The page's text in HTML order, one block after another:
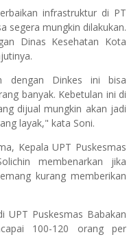
infrastruktur di PT
segera mungkin dilakukan.
Dinas Kesehatan Kota
dengan Dinkes ini bisa
banyak. Kebetulan ini di
dijual mungkin akan jadi
layak," kata Soni.
Kepala UPT Puskesmas
membenarkan jika
kurang memberikan
UPT Puskesmas Babakan
100-120 orang per